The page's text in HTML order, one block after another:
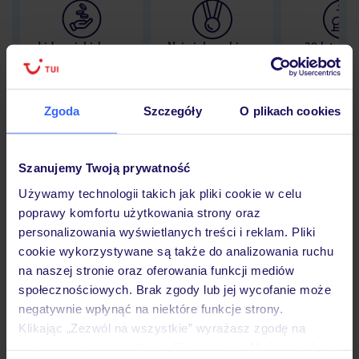
Zgoda Szczegóły O plikach cookies
Szanujemy Twoją prywatność
Używamy technologii takich jak pliki cookie w celu
poprawy komfortu użytkowania strony oraz
personalizowania wyświetlanych treści i reklam. Pliki
cookie wykorzystywane są także do analizowania ruchu
na naszej stronie oraz oferowania funkcji mediów
społecznościowych. Brak zgody lub jej wycofanie może
negatywnie wpłynąć na niektóre funkcje strony.
Klikając „Zezwól na wszystkie” wyrażasz zgodę na
Lider niskich cen
Największe biuro
30 lat w
Hotel
Pokoje
Wyżywienie